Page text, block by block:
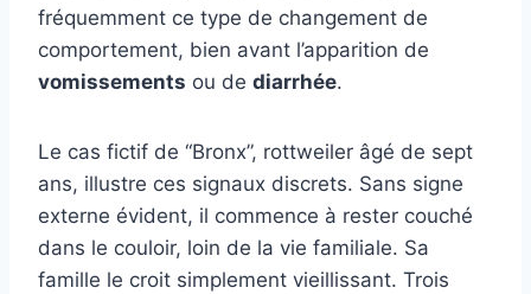
fréquemment ce type de changement de
comportement, bien avant l’apparition de
vomissements ou de diarrhée.
Le cas fictif de “Bronx”, rottweiler âgé de sept
ans, illustre ces signaux discrets. Sans signe
externe évident, il commence à rester couché
dans le couloir, loin de la vie familiale. Sa
famille le croit simplement vieillissant. Trois